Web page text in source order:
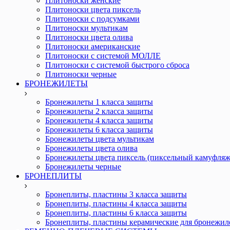
Плитоноски цвета пиксель
Плитоноски с подсумками
Плитоноски мультикам
Плитоноски цвета олива
Плитоноски американские
Плитоноски с системой МОЛЛЕ
Плитоноски с системой быстрого сброса
Плитоноски черные
БРОНЕЖИЛЕТЫ
Бронежилеты 1 класса защиты
Бронежилеты 2 класса защиты
Бронежилеты 4 класса защиты
Бронежилеты 6 класса защиты
Бронежилеты цвета мультикам
Бронежилеты цвета олива
Бронежилеты цвета пиксель (пиксельный
Бронежилеты черные
БРОНЕПЛИТЫ
Бронеплиты, пластины 3 класса защиты
Бронеплиты, пластины 4 класса защиты
Бронеплиты, пластины 6 класса защиты
Бронеплиты, пластины керамические для